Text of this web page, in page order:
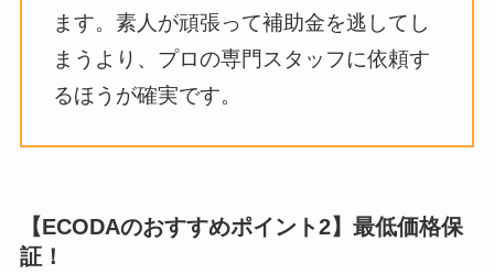
ます。素人が頑張って補助金を逃してし
まうより、プロの専門スタッフに依頼す
るほうが確実です。
【ECODAのおすすめポイント2】最低価格保
証！